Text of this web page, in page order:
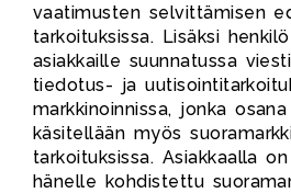
vaatimusten selvittämisen
tarkoituksissa. Lisäksi
asiakkaille suunnatussa
tiedotus- ja
markkinoinnissa, jonka
käsitellään myös
tarkoituksissa. Asiakkaalla
hänelle kohdistettu